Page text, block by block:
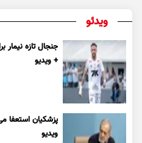
ویدئو
جنجال تازه نیمار
+ ویدیو
پزشکیان استعفا
ویدیو